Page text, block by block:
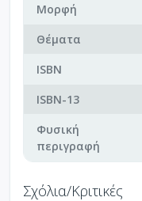
Μορφή
Θέματα
ISBN
ISBN-13
Φυσική
περιγραφή
Σχόλια/Κριτικές